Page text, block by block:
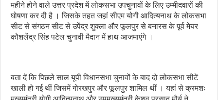
महीने होने वाले उत्तर प्रदेश में लोकसभा उपचुनावों के लिए उम्मीदवारों की
घोषणा कर दी है । जिसके तहत जहां सीएम योगी आदित्यनाथ के लोकसभा
सीट से संगठन सीट से उपेंद्र शुक्ला और फूलपुर से बनारस के पूर्व मेयर
कौशलेंद्र सिंह पटेल चुनावी मैदान में हाथ आजमाएंगे ।
बता दें कि पिछले साल यूपी विधानसभा चुनावों के बाद दो लोकसभा सीटें
खाली हो गई थीं जिसमें गोरखपुर और फूलपुर शामिल थीं । यहां से क्रमशः